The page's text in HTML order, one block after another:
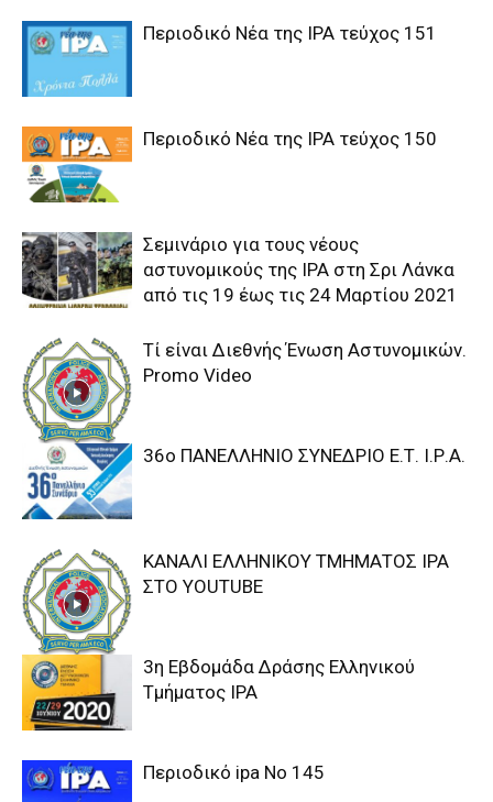
Περιοδικό Νέα της IPA τεύχος 151
Περιοδικό Νέα της IPA τεύχος 150
Σεμινάριο για τους νέους
αστυνομικούς της IPA στη Σρι Λάνκα
από τις 19 έως τις 24 Μαρτίου 2021
Τί είναι Διεθνής Ένωση Αστυνομικών.
Promo Video
36o ΠΑΝΕΛΛΗΝΙΟ ΣΥΝΕΔΡΙΟ Ε.Τ. Ι.Ρ.Α.
ΚΑΝΑΛΙ ΕΛΛΗΝΙΚΟΥ ΤΜΗΜΑΤΟΣ ΙΡΑ
ΣΤΟ YOUTUBE
3η Εβδομάδα Δράσης Ελληνικού
Τμήματος ΙΡΑ
Περιοδικό ipa Νο 145